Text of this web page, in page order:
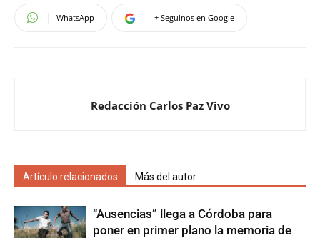
WhatsApp + Seguinos en Google
Redacción Carlos Paz Vivo
Artículo relacionados Más del autor
“Ausencias” llega a Córdoba para
poner en primer plano la memoria de